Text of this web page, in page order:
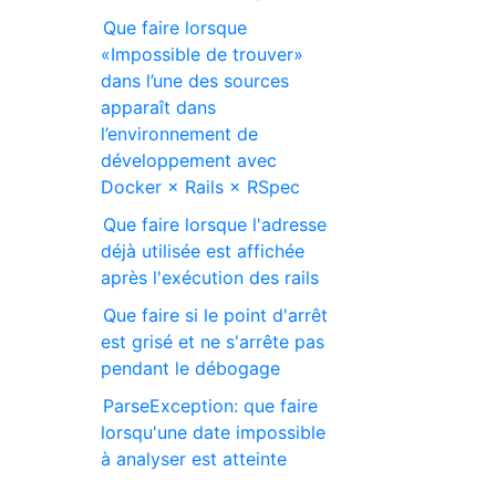
Que faire lorsque
«Impossible de trouver»
dans l’une des sources
apparaît dans
l’environnement de
développement avec
Docker × Rails × RSpec
Que faire lorsque l'adresse
déjà utilisée est affichée
après l'exécution des rails
Que faire si le point d'arrêt
est grisé et ne s'arrête pas
pendant le débogage
ParseException: que faire
lorsqu'une date impossible
à analyser est atteinte